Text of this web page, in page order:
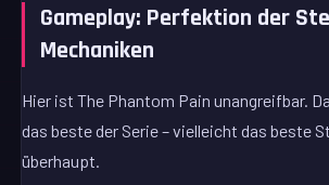
Gameplay: Perfektion der
Mechaniken
Hier ist The Phantom Pain unangreifbar.
das beste der Serie – vielleicht das beste
überhaupt.